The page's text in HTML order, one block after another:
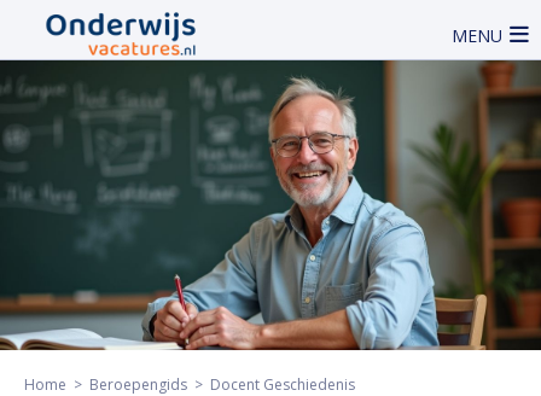
MENU
Home > Beroepengids > Docent Geschiedenis